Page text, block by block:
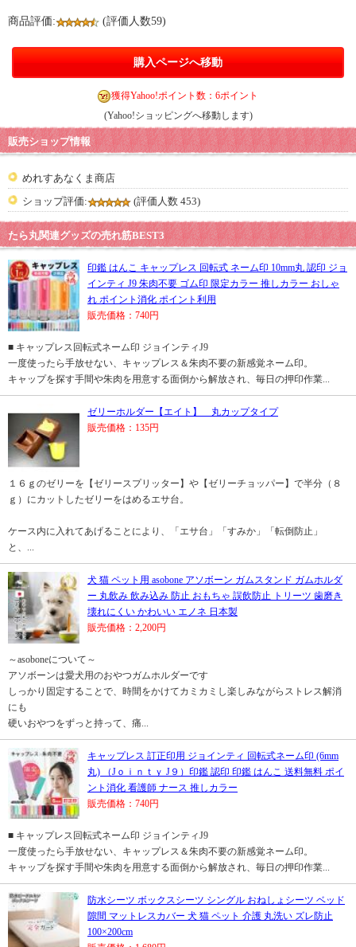
商品評価: (評価人数59)
購入ページへ移動
獲得Yahoo!ポイント数：6ポイント
(Yahoo!ショッピングへ移動します)
販売ショップ情報
めれすあなくま商店
ショップ評価:
(評価人数 453)
たら丸関連グッズの売れ筋BEST3
印鑑 はんこ キャップレス 回転式 ネーム印 10mm丸 認印 ジョ
インティ J9 朱肉不要 ゴム印 限定カラー 推しカラー おしゃ
れ ポイント消化 ポイント利用
販売価格：740円
■ キャップレス回転式ネーム印 ジョインティJ9
一度使ったら手放せない、キャップレス＆朱肉不要の新感覚ネーム印。
キャップを探す手間や朱肉を用意する面倒から解放され、毎日の押印作業...
ゼリーホルダー【エイト】 丸カップタイプ
販売価格：135円
１６ｇのゼリーを【ゼリースプリッター】や【ゼリーチョッパー】で半分（８
ｇ）にカットしたゼリーをはめるエサ台。
ケース内に入れてあげることにより、「エサ台」「すみか」「転倒防止」
と、...
犬 猫 ペット用 asobone アソボーン ガムスタンド ガムホルダ
ー 丸飲み 飲み込み 防止 おもちゃ 誤飲防止 トリーツ 歯磨き
壊れにくい かわいい エノネ 日本製
販売価格：2,200円
～asoboneについて～
アソボーンは愛犬用のおやつガムホルダーです
しっかり固定することで、時間をかけてカミカミし楽しみながらストレス解消
にも
硬いおやつをずっと持って、痛...
キャップレス 訂正印用 ジョインティ 回転式ネーム印 (6mm
丸) （Jｏｉｎｔｙ J９）印鑑 認印 印鑑 はんこ 送料無料 ポイ
ント消化 看護師 ナース 推しカラー
販売価格：740円
■ キャップレス回転式ネーム印 ジョインティJ9
一度使ったら手放せない、キャップレス＆朱肉不要の新感覚ネーム印。
キャップを探す手間や朱肉を用意する面倒から解放され、毎日の押印作業...
防水シーツ ボックスシーツ シングル おねしょシーツ ベッド
隙間 マットレスカバー 犬 猫 ペット 介護 丸洗い ズレ防止
100×200cm